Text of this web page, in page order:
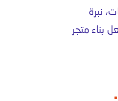
نبرة
بناء متجر